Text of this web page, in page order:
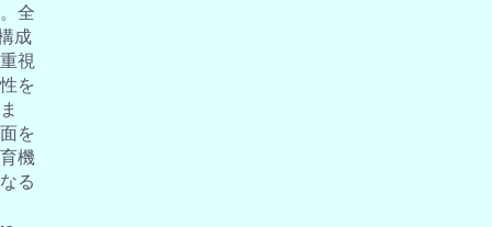
全
成
視
を
を
機
る